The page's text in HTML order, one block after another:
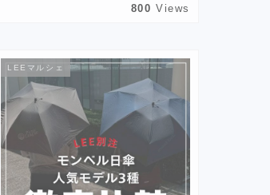
800 Views
LEEマルシェ